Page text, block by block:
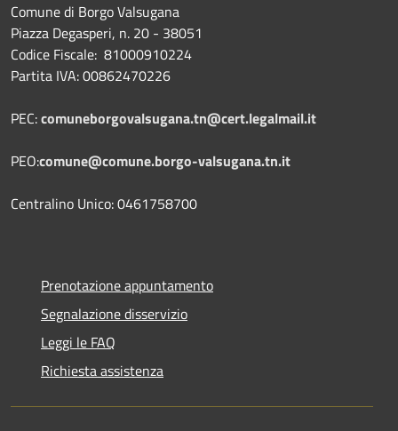
Comune di Borgo Valsugana
Piazza Degasperi, n. 20 - 38051
Codice Fiscale: 81000910224
Partita IVA: 00862470226
PEC:comuneborgovalsugana.tn@cert.legalmail.it
PEO:comune@comune.borgo-valsugana.tn.it
Centralino Unico: 0461758700
Prenotazione appuntamento
Segnalazione disservizio
Leggi le FAQ
Richiesta assistenza